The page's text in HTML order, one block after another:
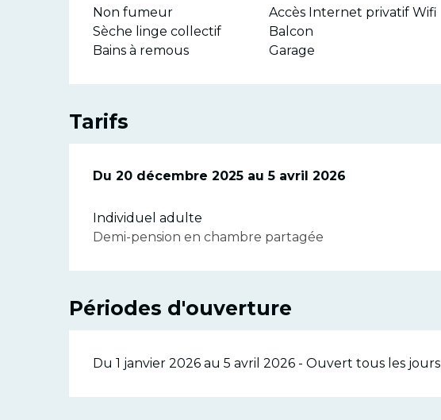
Non fumeur Accès Internet privatif Wifi
Sèche linge collectif
Balcon
Bains à remous
Garage
Tarifs
Du 20 décembre 2025 au 5 avril 2026
Du 20 décembre 2025 au 5 avril 2026
Individuel adulte
Demi-pension en chambre partagée
Périodes d'ouverture
Du 1 janvier 2026 au 5 avril 2026 - Ouvert tous les jours